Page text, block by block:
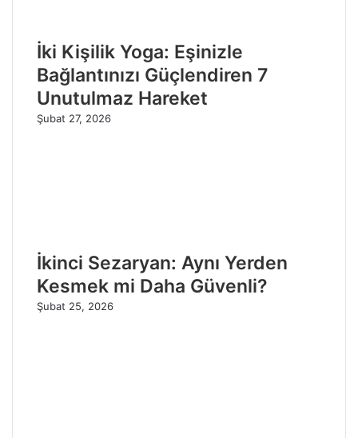
İki Kişilik Yoga: Eşinizle
Bağlantınızı Güçlendiren 7
Unutulmaz Hareket
Şubat 27, 2026
İkinci Sezaryan: Aynı Yerden
Kesmek mi Daha Güvenli?
Şubat 25, 2026